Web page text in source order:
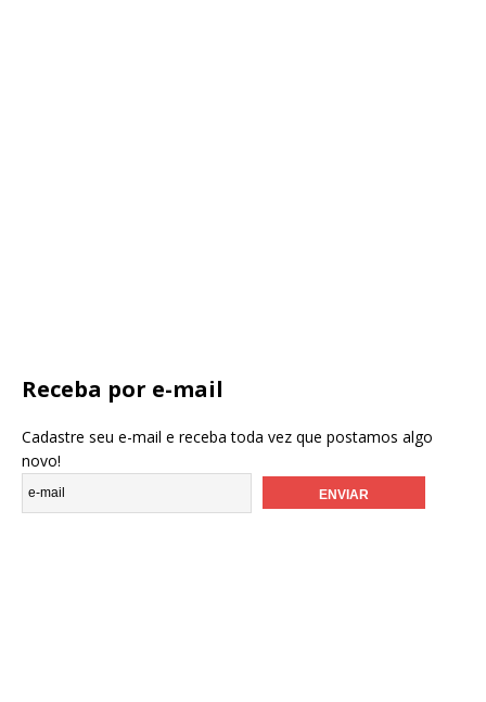
Receba por e-mail
Cadastre seu e-mail e receba toda vez que postamos algo
novo!